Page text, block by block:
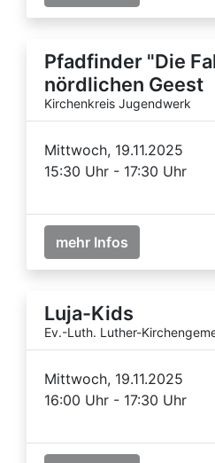
Pfadfinder "Die
nördlichen Geest
Kirchenkreis Jugendwerk
Mittwoch, 19.11.2025
15:30 Uhr - 17:30 Uhr
mehr Infos
Luja-Kids
Ev.-Luth. Luther-
Mittwoch, 19.11.2025
16:00 Uhr - 17:30 Uhr